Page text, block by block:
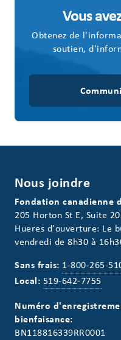
Vous
Obtenez de
soutien,
Nous joindre
Fondation canadienne
205 Horton St E, Suite
Hueres d'ouverture: Le
vendredi de 8h30 à
Sans frais: 1-800-265-
Local: 519-642-7755
Numéro
bienfaisance:
BN118816339RR0001